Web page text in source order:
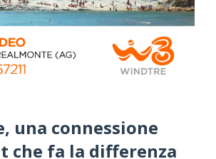
una connessione
che fa la differenza​